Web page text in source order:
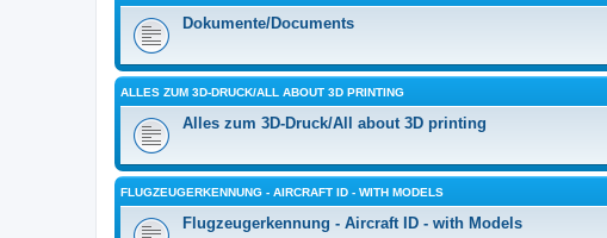
Dokumente/Documents
ALLES ZUM 3D-DRUCK/ALL ABOUT 3D PRINTING
Alles zum 3D-Druck/All about 3D printing
FLUGZEUGERKENNUNG - AIRCRAFT ID - WITH MODELS
Flugzeugerkennung - Aircraft ID - with Models